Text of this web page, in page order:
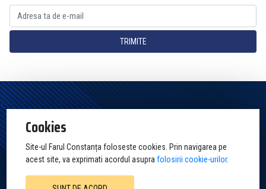
TRIMITE
Cookies
Site-ul Farul Constanța foloseste cookies. Prin navigarea pe
acest site, va exprimati acordul asuprafolosirii cookie-urilor.